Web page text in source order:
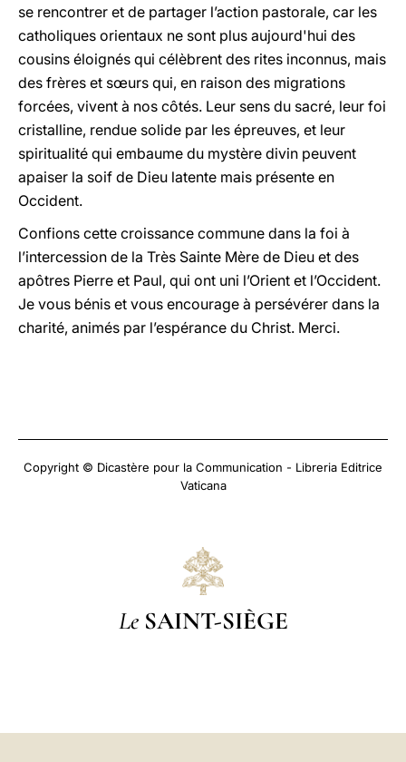
se rencontrer et de partager l’action pastorale, car les
catholiques orientaux ne sont plus aujourd'hui des
cousins éloignés qui célèbrent des rites inconnus, mais
des frères et sœurs qui, en raison des migrations
forcées, vivent à nos côtés. Leur sens du sacré, leur foi
cristalline, rendue solide par les épreuves, et leur
spiritualité qui embaume du mystère divin peuvent
apaiser la soif de Dieu latente mais présente en
Occident.
Confions cette croissance commune dans la foi à
l’intercession de la Très Sainte Mère de Dieu et des
apôtres Pierre et Paul, qui ont uni l’Orient et l’Occident.
Je vous bénis et vous encourage à persévérer dans la
charité, animés par l’espérance du Christ. Merci.
Copyright © Dicastère pour la Communication - Libreria Editrice
Vaticana
Le SAINT-SIÈGE